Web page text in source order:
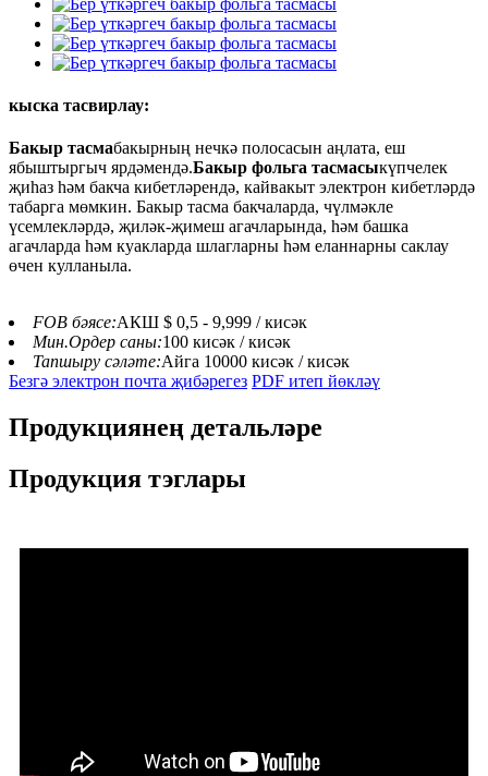
кыска тасвирлау:
Бакыр тасмабакырның нечкә полосасын аңлата, еш
ябыштыргыч ярдәмендә.Бакыр фольга тасмасыкүпчелек
җиһаз һәм бакча кибетләрендә, кайвакыт электрон кибетләрдә
табарга мөмкин. Бакыр тасма бакчаларда, чүлмәкле
үсемлекләрдә, җиләк-җимеш агачларында, һәм башка
агачларда һәм куакларда шлагларны һәм еланнарны саклау
өчен кулланыла.
FOB бәясе:АКШ $ 0,5 - 9,999 / кисәк
Мин.Ордер саны:100 кисәк / кисәк
Тапшыру сәләте:Айга 10000 кисәк / кисәк
Безгә электрон почта җибәрегез PDF итеп йөкләү
Продукциянең детальләре
Продукция тэглары